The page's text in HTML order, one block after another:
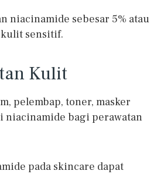
niacinamide sebesar 5% atau
sensitif.
Kulit
pelembap, toner, masker
niacinamide bagi perawatan
pada skincare dapat